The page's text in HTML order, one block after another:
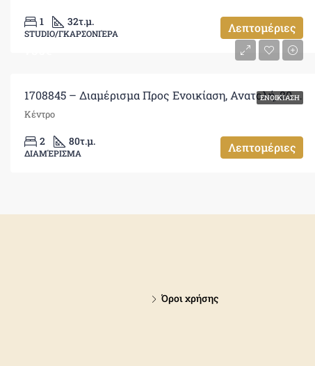
1 32τ.μ.
STUDIO/ΓΚΑΡΣΟΝΙΈΡΑ Λεπτομέριες
ΕΝΟΙΚΊΑΣΗ1708845 – Διαμέρισμα Προς Ενοικίαση, Ανατολή, 80 τ.μ., €750
Κέντρο
2 80τ.μ.
ΔΙΑΜΈΡΙΣΜΑ Λεπτομέριες
Όροι χρήσης